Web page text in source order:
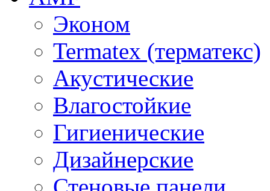
Эконом
Termatex (терматекс)
Акустические
Влагостойкие
Гигиенические
Дизайнерские